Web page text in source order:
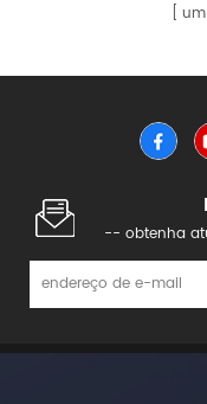
-- obtenha